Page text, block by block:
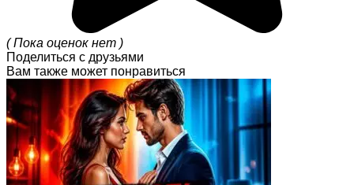
( Пока оценок нет )
Поделиться с друзьями
Вам также может понравиться